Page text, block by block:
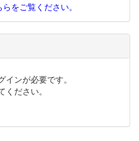
をご覧ください。
ンが必要です。
ださい。